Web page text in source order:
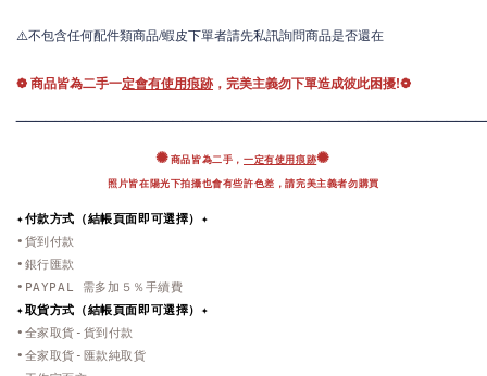
⚠️不包含任何配件類商品/蝦皮下單者請先私訊詢問商品是否還在
❁ 商品皆為二手一定會有使用痕跡 ，完美主義勿下單造成彼此困擾!❁
✺ 商品皆為二手， 一定有使用痕跡✺
照片皆在陽光下拍攝也會有些許色差，請完美主義者勿購買
✦付款方式（結帳頁面即可選擇）✦
•貨到付款
•銀行匯款
•PAYPAL 需多加５％手續費
✦取貨方式 （結帳頁面即可選擇） ✦
•全家取貨-貨到付款
•全家取貨-匯款純取貨